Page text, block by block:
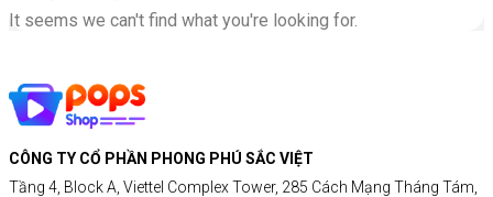
It seems we can't find what you're looking for.
CÔNG TY CỔ PHẦN PHONG PHÚ SẮC VIỆT
Tầng 4, Block A, Viettel Complex Tower, 285 Cách Mạng Tháng Tám,